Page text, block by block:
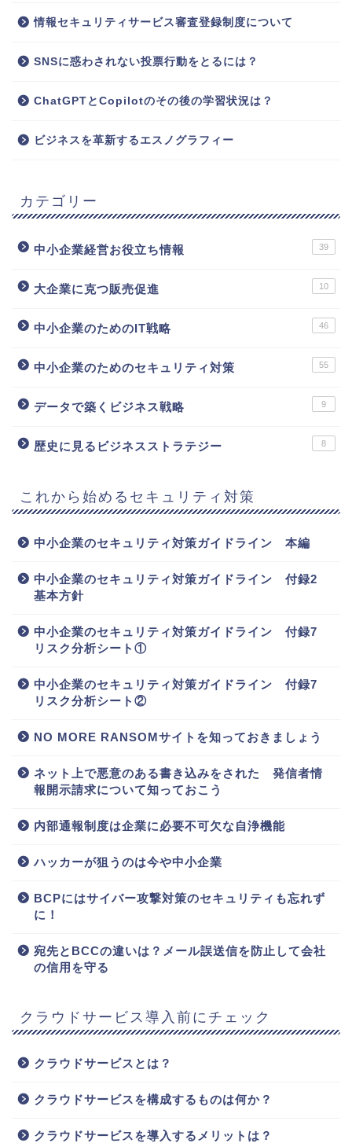
情報セキュリティサービス審査登録制度について
SNSに惑わされない投票行動をとるには？
ChatGPTとCopilotのその後の学習状況は？
ビジネスを革新するエスノグラフィー
カテゴリー
中小企業経営お役立ち情報 39
大企業に克つ販売促進 10
中小企業のためのIT戦略 46
中小企業のためのセキュリティ対策 55
データで築くビジネス戦略 9
歴史に見るビジネスストラテジー 8
これから始めるセキュリティ対策
中小企業のセキュリティ対策ガイドライン 本編
中小企業のセキュリティ対策ガイドライン 付録2
基本方針
中小企業のセキュリティ対策ガイドライン 付録7
リスク分析シート①
中小企業のセキュリティ対策ガイドライン 付録7
リスク分析シート②
NO MORE RANSOMサイトを知っておきましょう
ネット上で悪意のある書き込みをされた 発信者情
報開示請求について知っておこう
内部通報制度は企業に必要不可欠な自浄機能
ハッカーが狙うのは今や中小企業
BCPにはサイバー攻撃対策のセキュリティも忘れず
に！
宛先とBCCの違いは？メール誤送信を防止して会社
の信用を守る
クラウドサービス導入前にチェック
クラウドサービスとは？
クラウドサービスを構成するものは何か？
クラウドサービスを導入するメリットは？